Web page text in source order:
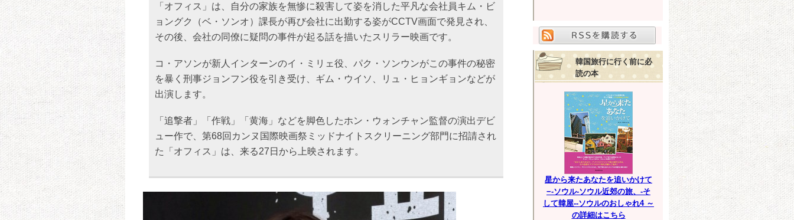
「オフィス」は、自分の家族を無惨に殺害して姿を消した平凡な会社員キム・ビ
ョングク（ベ・ソンオ）課長が再び会社に出勤する姿がCCTV画面で発見され、
その後、会社の同僚に疑問の事件が起る話を描いたスリラー映画です。
コ・アソンが新人インターンのイ・ミリェ役、パク・ソンウンがこの事件の秘密
を暴く刑事ジョンフン役を引き受け、ギム・ウイソ、リュ・ヒョンギョンなどが
出演します。
「追撃者」「作戦」「黄海」などを脚色したホン・ウォンチャン監督の演出デビ
ュー作で、第68回カンヌ国際映画祭ミッドナイトスクリーニング部門に招請され
た「オフィス」は、来る27日から上映されます。
韓国旅行に行く前に必
読の本
星から来たあなたを追いかけて
−-ソウル-ソウル近郊の旅、-そ
して韓屋--ソウルのおしゃれ4 ～
の詳細はこちら